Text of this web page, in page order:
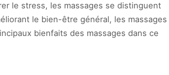
le stress, les massages se distinguent
le bien-être général, les massages
bienfaits des massages dans ce